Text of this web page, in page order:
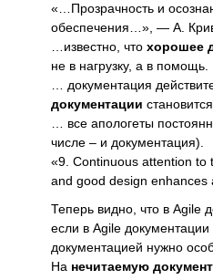
«…Прозрачность и
обеспечения…», — А.
…известно, что хорошее
не в нагрузку, а в помощь.
… документация
документации
… все апологеты
числе – и документация).
«9. Continuous attention to
and good design
Теперь видно, что в Agile
если в Agile
документацией нужно
На нечитаемую